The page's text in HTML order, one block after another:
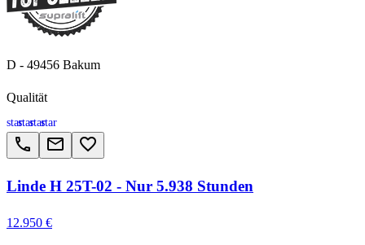
D - 49456 Bakum
Qualität
starstarstarstar
call email favorite_border
Linde H 25T-02 - Nur 5.938 Stunden
12.950 €